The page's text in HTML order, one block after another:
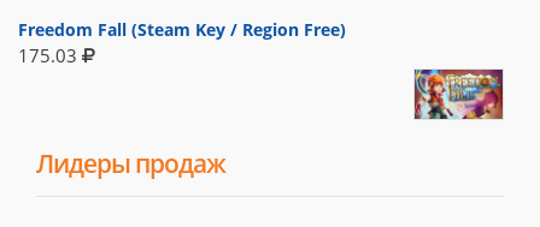
Freedom Fall (Steam Key / Region Free)
175.03
Лидеры продаж